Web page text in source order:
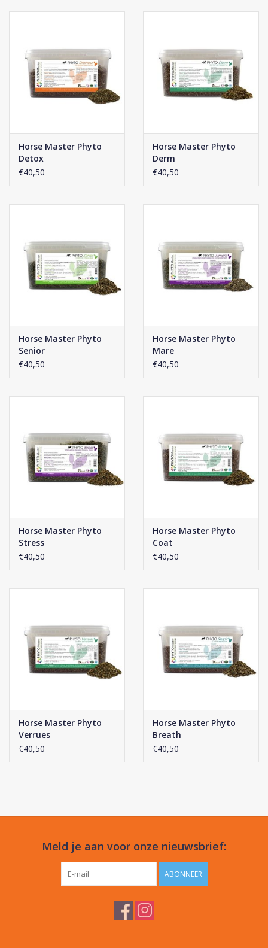
Horse Master Phyto
Detox
€40,50
Horse Master Phyto
Derm
€40,50
Horse Master Phyto
Senior
€40,50
Horse Master Phyto
Mare
€40,50
Horse Master Phyto
Stress
€40,50
Horse Master Phyto
Coat
€40,50
Horse Master Phyto
Verrues
€40,50
Horse Master Phyto
Breath
€40,50
Meld je aan voor onze nieuwsbrief:
ABONNEER